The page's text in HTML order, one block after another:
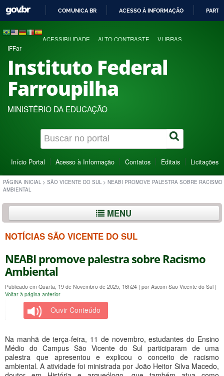
COMUNICA BR ACESSO À INFORMAÇÃO
ACESSIBILIDADE ALTO CONTRASTE VLIBRAS
IFFar
Instituto Federal
Farroupilha
MINISTÉRIO DA EDUCAÇÃO
Início Portal Acesso à Informação Contatos Editais Licitações
PÁGINA INICIAL > SÃO VICENTE DO SUL > NEABI PROMOVE PALESTRA SOBRE RACISMO
AMBIENTAL
MENU
NOTÍCIAS SÃO VICENTE DO SUL
NEABI promove palestra sobre Racismo
Ambiental
Publicado em Quarta, 19 de Novembro de 2025, 16h24 | por Ascom São Vicente do Sul |
Voltar à página anterior
Ouvir Conteúdo
Na manhã de terça-feira, 11 de novembro, estudantes do Ensino
Médio do Campus São Vicente do Sul participaram de uma
palestra que apresentou e explicou o conceito de racismo
ambiental. A atividade foi ministrada por João Heitor Silva Macedo,